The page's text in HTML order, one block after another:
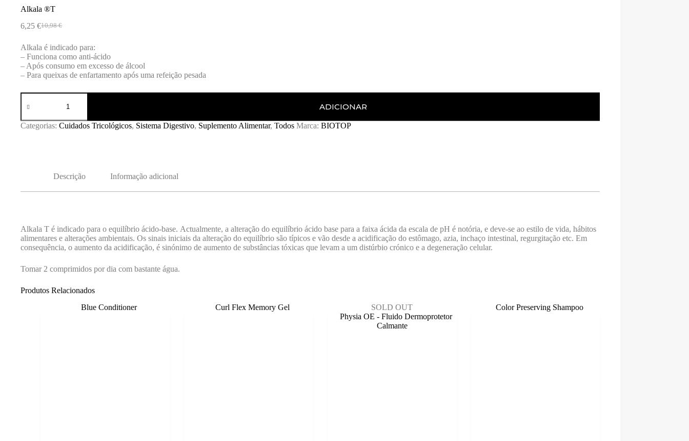
Alkala ®️T
10,98€
O
original
era:
10,98 €.
6,25 €O
atual
é:
6,25 €.
Alkala é indicado para:
– Funciona como anti-ácido
– Após consumo em excesso de álcool
– Para queixas de enfartamento após uma refeição pesada
Quantidade
de
®️T
ADICIONAR
Categorias: Cuidados Tricológicos, Sistema Digestivo, Suplemento Alimentar, Todos Marca: BIOTOP
Descrição Informação adicional
Alkala T é indicado para o equilíbrio ácido-base. Actualmente, a alteração do equilíbrio ácido base para a faixa ácida da escala de pH é notória, e deve-se ao estilo de vida, hábitos
alimentares e alterações ambientais. Os sinais iniciais da alteração do equilíbrio são típicos e vão desde a acidificação do estômago, azia, inchaço intestinal, regurgitação etc. Em
consequência, o aumento da acidificação, é sinónimo de aumento de substâncias tóxicas que levam a um distúrbio crónico e a degeneração celular.
Tomar 2 comprimidos por dia com bastante água.
Produtos Relacionados
SOLD OUT